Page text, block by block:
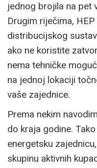
jednog brojila na pet
Drugim riječima,
distribucijskog
ako ne koristite
nema tehničke
na jednoj lokaciji
vaše zajednice.
Prema nekim
do kraja godine.
energetsku
skupinu aktivnih